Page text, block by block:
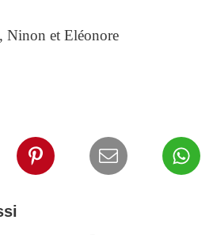
et Eléonore